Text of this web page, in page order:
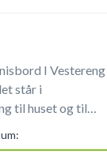
I Vestereng
ved grus